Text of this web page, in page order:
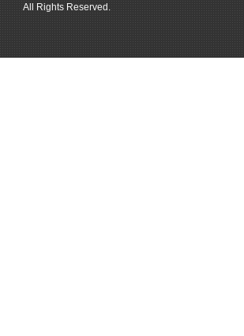
All Rights Reserved.